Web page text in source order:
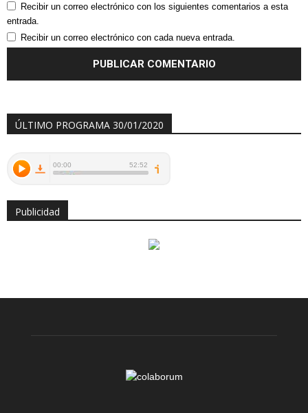
Recibir un correo electrónico con los siguientes comentarios a esta
entrada.
Recibir un correo electrónico con cada nueva entrada.
ÚLTIMO PROGRAMA 30/01/2020
Publicidad